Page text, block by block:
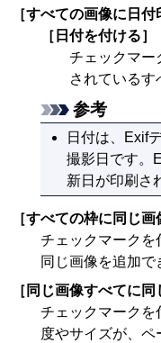
［すべての画像に日付
［ 日付を付ける］
チェックマー
されているす
参考
日付は、 Exif
撮影日です。
新日が印刷さ
［すべての枠に同じ画
チェックマークを
同じ画像を追加で
［ 同じ画像すべてに
チェックマークを
度やサイズが、ペ